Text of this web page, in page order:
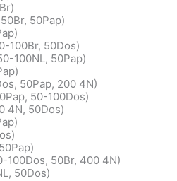
50Pap)
100Br, 50Dos)
100NL, 50Pap)
50Pap, 200 4N)
50-100Dos)
4N, 50Dos)
100Dos, 50Br, 400 4N)
50Dos)